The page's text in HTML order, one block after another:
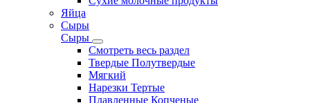
Яйца
Сыры
Сыры
Смотреть весь раздел
Твердые Полутвердые
Мягкий
Нарезки Тертые
Плавленные Копченые